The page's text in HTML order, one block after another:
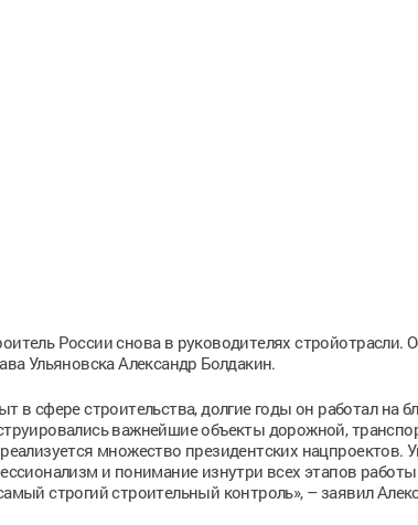
России снова в руководителях стройотрасли.
Ульяновска Александр Болдакин.
в сфере строительства, долгие годы он работал на
важнейшие объекты дорожной,
множество президентских нацпроектов.
и понимание изнутри всех этапов
строгий строительный контроль», – заявил